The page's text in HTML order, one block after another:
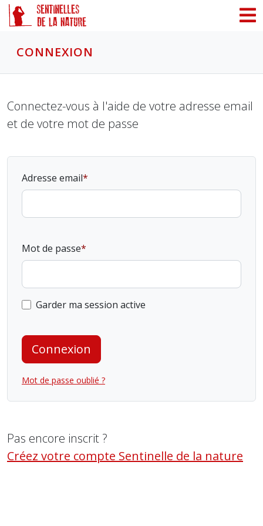
CONNEXION
Connectez-vous à l'aide de votre adresse email
et de votre mot de passe
Adresse email
Mot de passe
Garder ma session active
Connexion
Mot de passe oublié ?
Pas encore inscrit ?
Créez votre compte Sentinelle de la nature
Panneau de gestion des cookies